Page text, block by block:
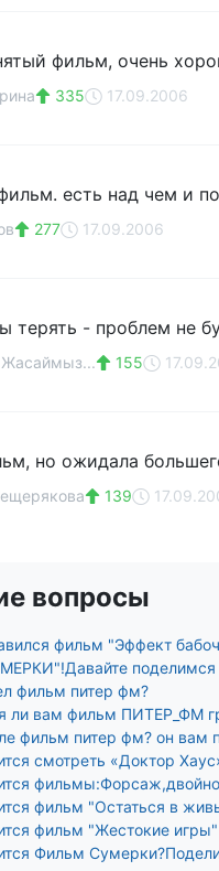
фильм, очень
335 17.09.2006
есть над чем и
277 17.09.2006
терять - проблем не
155
но ожидала
139
вопросы
фильм "Эффект
поделимся
фильм питер фм?
ли вам фильм ПИТЕР_ФМ
фильм питер фм? он вам
смотреть «Доктор
фильм "Остаться в
фильм "Жестокие игры"
Фильм